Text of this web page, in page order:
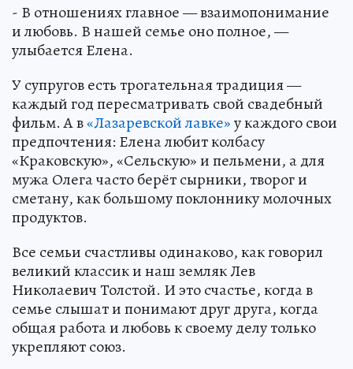
- В отношениях главное — взаимопонимание
и любовь. В нашей семье оно полное, —
улыбается Елена.
У супругов есть трогательная традиция —
каждый год пересматривать свой свадебный
фильм. А в«Лазаревской лавке»у каждого свои
предпочтения: Елена любит колбасу
«Краковскую», «Сельскую» и пельмени, а для
мужа Олега часто берёт сырники, творог и
сметану, как большому поклоннику молочных
продуктов.
Все семьи счастливы одинаково, как говорил
великий классик и наш земляк Лев
Николаевич Толстой. И это счастье, когда в
семье слышат и понимают друг друга, когда
общая работа и любовь к своему делу только
укрепляют союз.